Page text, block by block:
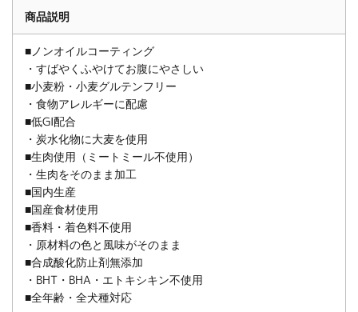
商品説明
■ノンオイルコーティング
・すばやくふやけてお腹にやさしい
■小麦粉・小麦グルテンフリー
・食物アレルギーに配慮
■低GI配合
・炭水化物に大麦を使用
■生肉使用（ミートミール不使用）
・生肉をそのまま加工
■国内生産
■国産食材使用
■香料・着色料不使用
・原材料の色と風味がそのまま
■合成酸化防止剤無添加
・BHT・BHA・エトキシキン不使用
■全年齢・全犬種対応